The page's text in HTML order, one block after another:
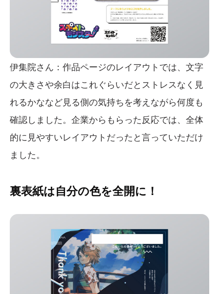
伊集院さん：作品ページのレイアウトでは、文字
の大きさや余白はこれぐらいだとストレスなく見
れるかななど見る側の気持ちを考えながら何度も
確認しました。企業からもらった反応では、全体
的に見やすいレイアウトだったと言っていただけ
ました。
裏表紙は自分の色を全開に！